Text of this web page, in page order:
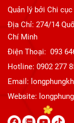
Quản lý bởi Chi
Địa Chỉ: 274/14
Chí Minh
Điện Thoại: 093
Hotline: 0902 277
Email:
Website: